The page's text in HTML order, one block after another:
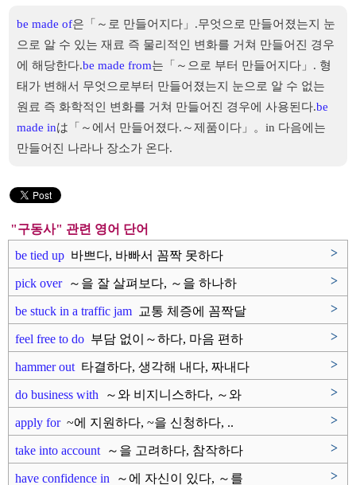
be made of은「～로 만들어지다」.무엇으로 만들어졌는지 눈
으로 알 수 있는 재료 즉 물리적인 변화를 거쳐 만들어진 경우
에 해당한다.be made from는「～으로 부터 만들어지다」. 형
태가 변해서 무엇으로부터 만들어졌는지 눈으로 알 수 없는
원료 즉 화학적인 변화를 거쳐 만들어진 경우에 사용된다.be
made inは「～에서 만들어졌다.～제품이다」。in 다음에는
만들어진 나라나 장소가 온다.
"구동사" 관련 영어 단어
be tied up 바쁘다, 바빠서 꼼짝 못하다 >
pick over～을 잘 살펴보다, ～을 하나하
>
be stuck in a traffic jam 교통 체증에 꼼짝달
>
feel free to do 부담 없이～하다, 마음 편하
>
hammer out 타결하다, 생각해 내다, 짜내다 >
do business with ～와 비지니스하다, ～와
>
apply for~에 지원하다, ~을 신청하다, .. >
take into account ～을 고려하다, 참작하다 >
have confidence in ～에 자신이 있다, ～를
>